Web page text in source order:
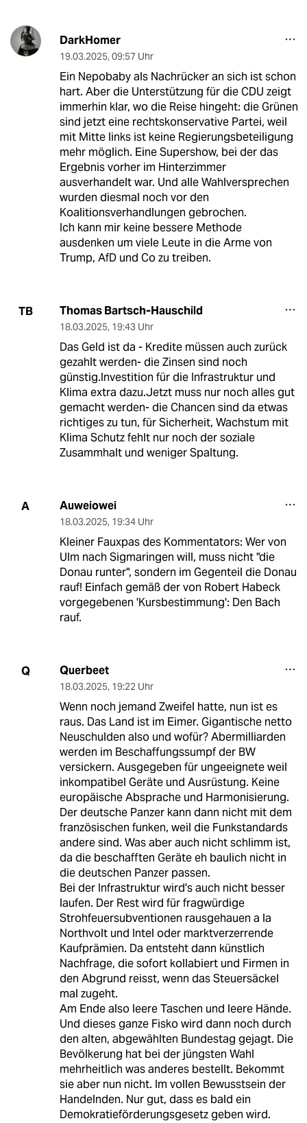
DarkHomer
19.03.2025, 09:57 Uhr
Ein Nepobaby als Nachrücker an sich ist schon
hart. Aber die Unterstützung für die CDU zeigt
immerhin klar, wo die Reise hingeht: die Grünen
sind jetzt eine rechtskonservative Partei, weil
mit Mitte links ist keine Regierungsbeteiligung
mehr möglich. Eine Supershow, bei der das
Ergebnis vorher im Hinterzimmer
ausverhandelt war. Und alle Wahlversprechen
wurden diesmal noch vor den
Koalitionsverhandlungen gebrochen.
Ich kann mir keine bessere Methode
ausdenken um viele Leute in die Arme von
Trump, AfD und Co zu treiben.
TB Thomas Bartsch-Hauschild
18.03.2025, 19:43 Uhr
Das Geld ist da - Kredite müssen auch zurück
gezahlt werden- die Zinsen sind noch
günstig.Investition für die Infrastruktur und
Klima extra dazu.Jetzt muss nur noch alles gut
gemacht werden- die Chancen sind da etwas
richtiges zu tun, für Sicherheit, Wachstum mit
Klima Schutz fehlt nur noch der soziale
Zusammhalt und weniger Spaltung.
A Auweiowei
18.03.2025, 19:34 Uhr
Kleiner Fauxpas des Kommentators: Wer von
Ulm nach Sigmaringen will, muss nicht "die
Donau runter", sondern im Gegenteil die Donau
rauf! Einfach gemäß der von Robert Habeck
vorgegebenen 'Kursbestimmung': Den Bach
rauf.
Q Querbeet
18.03.2025, 19:22 Uhr
Wenn noch jemand Zweifel hatte, nun ist es
raus. Das Land ist im Eimer. Gigantische netto
Neuschulden also und wofür? Abermilliarden
werden im Beschaffungssumpf der BW
versickern. Ausgegeben für ungeeignete weil
inkompatibel Geräte und Ausrüstung. Keine
europäische Absprache und Harmonisierung.
Der deutsche Panzer kann dann nicht mit dem
französischen funken, weil die Funkstandards
andere sind. Was aber auch nicht schlimm ist,
da die beschafften Geräte eh baulich nicht in
die deutschen Panzer passen.
Bei der Infrastruktur wird's auch nicht besser
laufen. Der Rest wird für fragwürdige
Strohfeuersubventionen rausgehauen a la
Northvolt und Intel oder marktverzerrende
Kaufprämien. Da entsteht dann künstlich
Nachfrage, die sofort kollabiert und Firmen in
den Abgrund reisst, wenn das Steuersäckel
mal zugeht.
Am Ende also leere Taschen und leere Hände.
Und dieses ganze Fisko wird dann noch durch
den alten, abgewählten Bundestag gejagt. Die
Bevölkerung hat bei der jüngsten Wahl
mehrheitlich was anderes bestellt. Bekommt
sie aber nun nicht. Im vollen Bewusstsein der
Handelnden. Nur gut, dass es bald ein
Demokratieförderungsgesetz geben wird.